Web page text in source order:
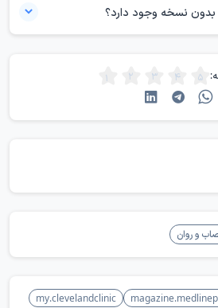
جسمی و عوارض احتمالی در انتخاب
بدون نسخه وجود دارد؟
ممکن است با داروهای دیگر تداخل داشته
و روان
my.clevelandclinic